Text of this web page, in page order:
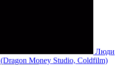
Люди
(Dragon Money Studio, Coldfilm)